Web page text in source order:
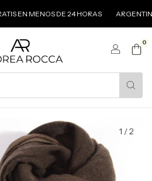
MENOS DE 24 HORAS ARGENTINA
0
1 /2